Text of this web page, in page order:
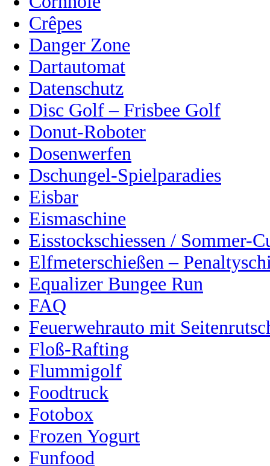
Crêpes
Danger Zone
Dartautomat
Datenschutz
Disc Golf – Frisbee Golf
Donut-Roboter
Dosenwerfen
Dschungel-Spielparadies
Eisbar
Eismaschine
Eisstockschiessen / Sommer-
Elfmeterschießen –
Equalizer Bungee Run
FAQ
Feuerwehrauto mit
Floß-Rafting
Flummigolf
Foodtruck
Fotobox
Frozen Yogurt
Funfood